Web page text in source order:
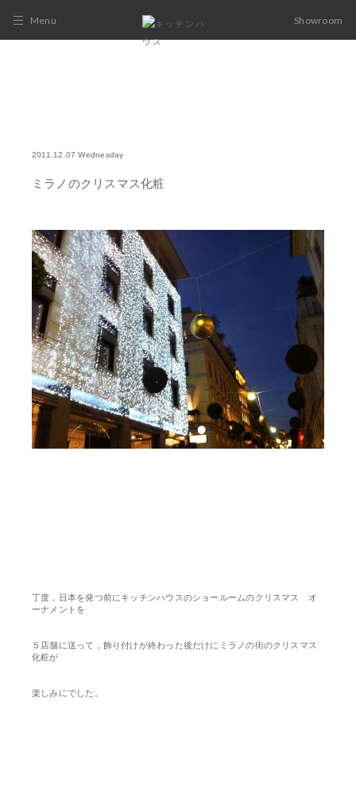
Menu Showroom
2011.12.07 Wednesday
ミラノのクリスマス化粧
丁度，日本を発つ前にキッチンハウスのショールームのクリスマス オ
ーナメントを
５店舗に送って，飾り付けが終わった後だけにミラノの街のクリスマス
化粧が
楽しみにでした。